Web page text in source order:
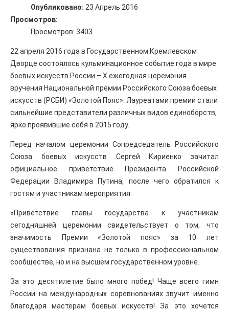
Опубликовано: 23 Апрель 2016
Просмотров:
Просмотров: 3403
22 апреля 2016 года в Государственном Кремлевском
Дворце состоялось кульминационное событие года в мире
боевых искусств России – X ежегодная церемония
вручения Национальной премии Российского Союза боевых
искусств (РСБИ) «Золотой Пояс». Лауреатами премии стали
сильнейшие представители различных видов единоборств,
ярко проявившие себя в 2015 году.
Перед началом церемонии Сопредседатель Российского
Союза боевых искусств Сергей Кириенко зачитал
официальное приветствие Президента Российской
Федерации Владимира Путина, после чего обратился к
гостям и участникам мероприятия.
«Приветствие главы государства к участникам
сегодняшней церемонии свидетельствует о том, что
значимость Премии «Золотой пояс» за 10 лет
существования признана не только в профессиональном
сообществе, но и на высшем государственном уровне.
За это десятилетие было много побед! Чаще всего гимн
России на международных соревнованиях звучит именно
благодаря мастерам боевых искусств! За это хочется